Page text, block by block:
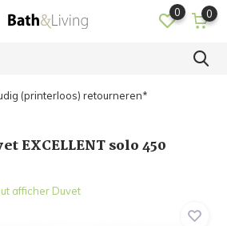
0 0
(printerloos) retourneren*
EXCELLENT solo 450
afficher Duvet